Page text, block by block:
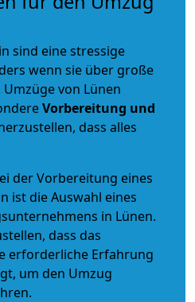
sind eine stressige
wenn sie über große
von Lünen
Vorbereitung und
dass alles
der Vorbereitung eines
ist die Auswahl eines
in Lünen.
dass das
erforderliche Erfahrung
um den Umzug